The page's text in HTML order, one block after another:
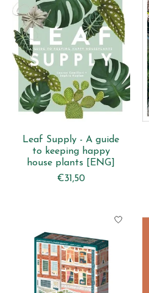
Leaf Supply - A guide
to keeping happy
house plants [ENG]
€31,50